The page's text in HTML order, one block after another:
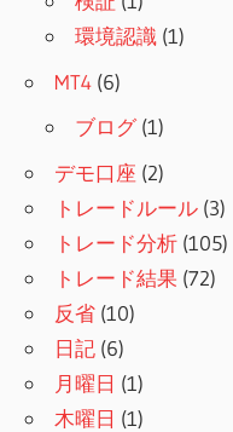
環境認識 (1)
MT4 (6)
ブログ(1)
デモ口座 (2)
トレードルール (3)
トレード分析 (105)
トレード結果 (72)
反省 (10)
日記 (6)
月曜日 (1)
木曜日 (1)